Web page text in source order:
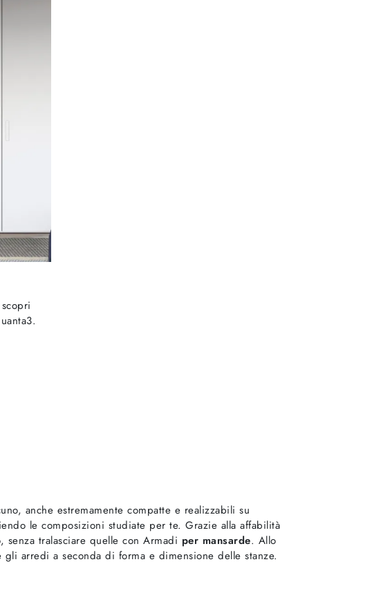
anche estremamente compatte e realizzabili su
le composizioni studiate per te. Grazie alla affabilità
tralasciare quelle con Armadi per mansarde. Allo
arredi a seconda di forma e dimensione delle stanze.